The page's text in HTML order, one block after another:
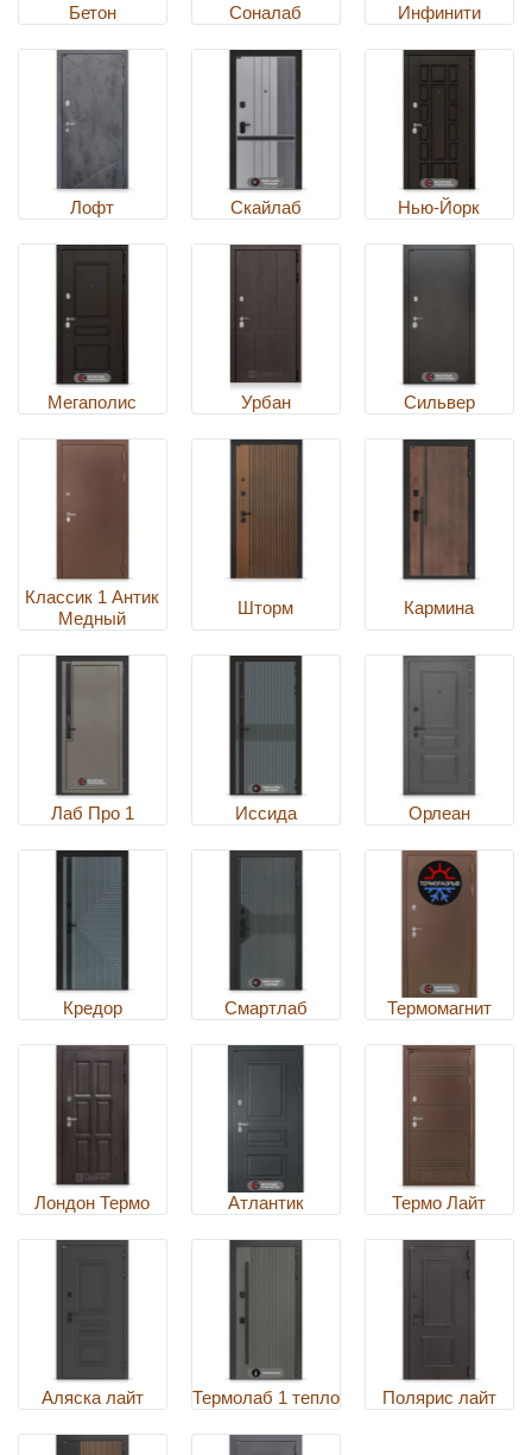
Бетон Соналаб Инфинити
Лофт Скайлаб Нью-Йорк
Мегаполис Урбан Сильвер
Классик 1 Антик
Медный
Шторм Кармина
Лаб Про 1 Иссида Орлеан
Кредор Смартлаб Термомагнит
Лондон Термо Атлантик Термо Лайт
Аляска лайт Термолаб 1 тепло Полярис лайт